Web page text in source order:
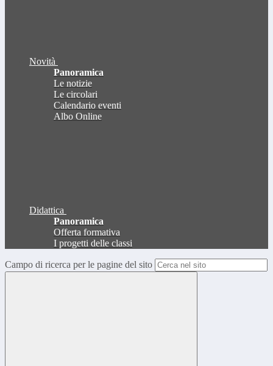
Novità
Panoramica
Le notizie
Le circolari
Calendario eventi
Albo Online
Didattica
Panoramica
Offerta formativa
I progetti delle classi
Campo di ricerca per le pagine del sito